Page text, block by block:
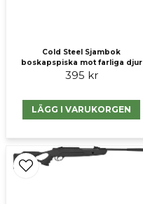
Cold Steel Sjambok
boskapspiska mot farliga djur
395 kr
LÄGG I VARUKORGEN